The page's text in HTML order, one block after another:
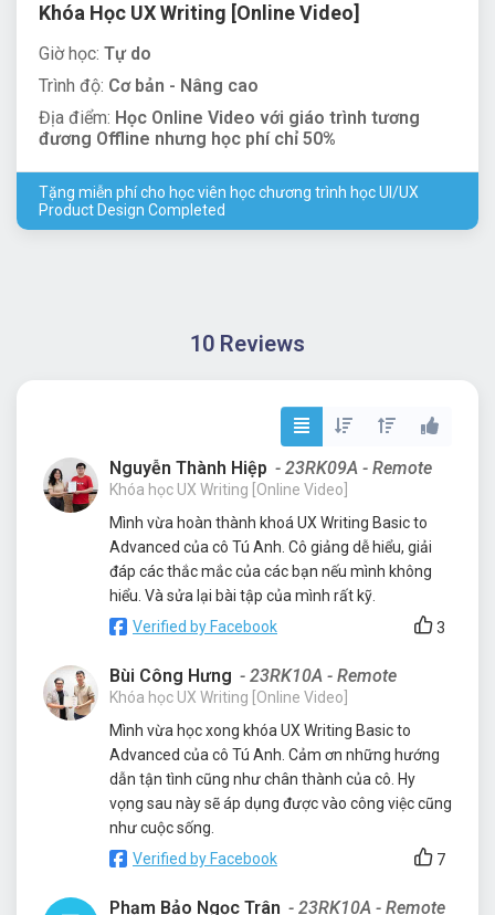
Khóa Học UX Writing [Online Video]
Giờ học: Tự do
Trình độ: Cơ bản - Nâng cao
Địa điểm: Học Online Video với giáo trình tương
đương Offline nhưng học phí chỉ 50%
Tặng miễn phí cho học viên học chương trình học UI/UX
Product Design Completed
10 Reviews
Nguyễn Thành Hiệp - 23RK09A - Remote
Khóa học UX Writing [Online Video]
Mình vừa hoàn thành khoá UX Writing Basic to
Advanced của cô Tú Anh. Cô giảng dễ hiểu, giải
đáp các thắc mắc của các bạn nếu mình không
hiểu. Và sửa lại bài tập của mình rất kỹ.
Verified by Facebook
3
Bùi Công Hưng - 23RK10A - Remote
Khóa học UX Writing [Online Video]
Mình vừa học xong khóa UX Writing Basic to
Advanced của cô Tú Anh. Cảm ơn những hướng
dẫn tận tình cũng như chân thành của cô. Hy
vọng sau này sẽ áp dụng được vào công việc cũng
như cuộc sống.
Verified by Facebook
7
Phạm Bảo Ngọc Trân - 23RK10A - Remote